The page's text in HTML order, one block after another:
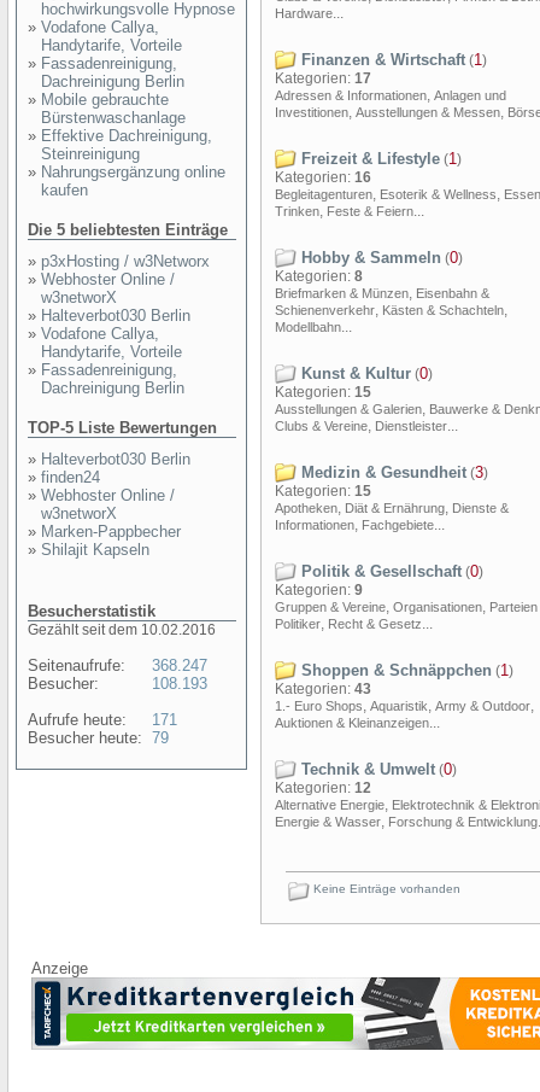
hochwirkungsvolle Hypnose
» Vodafone Callya,
Handytarife, Vorteile
» Fassadenreinigung,
Dachreinigung Berlin
» Mobile gebrauchte
Bürstenwaschanlage
» Effektive Dachreinigung,
Steinreinigung
» Nahrungsergänzung online
kaufen
Die 5 beliebtesten Einträge
» p3xHosting / w3Networx
» Webhoster Online /
w3networX
» Halteverbot030 Berlin
» Vodafone Callya,
Handytarife, Vorteile
» Fassadenreinigung,
Dachreinigung Berlin
TOP-5 Liste Bewertungen
» Halteverbot030 Berlin
» finden24
» Webhoster Online /
w3networX
» Marken-Pappbecher
» Shilajit Kapseln
Besucherstatistik
Gezählt seit dem 10.02.2016
Seitenaufrufe:
Besucher:
Aufrufe heute:
Besucher heute:
368.247
108.193
171
79
Hardware...
Finanzen & Wirtschaft (1)
Kategorien: 17
Adressen & Informationen, Anlagen und
Investitionen, Ausstellungen & Messen,
Freizeit & Lifestyle (1)
Kategorien: 16
Begleitagenturen, Esoterik & Wellness,
Trinken, Feste & Feiern...
Hobby & Sammeln (0)
Kategorien: 8
Briefmarken & Münzen, Eisenbahn &
Schienenverkehr, Kästen & Schachteln,
Modellbahn...
Kunst & Kultur (0)
Kategorien: 15
Ausstellungen & Galerien, Bauwerke &
Clubs & Vereine, Dienstleister...
Medizin & Gesundheit (3)
Kategorien: 15
Apotheken, Diät & Ernährung, Dienste &
Informationen, Fachgebiete...
Politik & Gesellschaft (0)
Kategorien: 9
Gruppen & Vereine, Organisationen, Parteien
Politiker, Recht & Gesetz...
Shoppen & Schnäppchen (1)
Kategorien: 43
1.- Euro Shops, Aquaristik, Army & Outdoor,
Auktionen & Kleinanzeigen...
Technik & Umwelt (0)
Kategorien: 12
Alternative Energie, Elektrotechnik &
Energie & Wasser, Forschung & Entwicklung
Keine Einträge vorhanden
Anzeige